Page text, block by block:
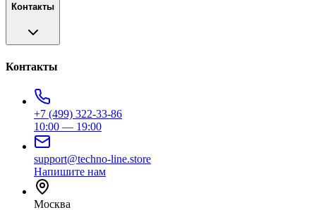
Контакты
Контакты
+7 (499) 322-33-86
10:00 — 19:00
support@techno-line.store
Напишите нам
Москва